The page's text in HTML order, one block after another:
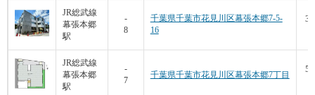
JR総武線
幕張本郷
駅
-
8
千葉県千葉市花見川区幕張本郷7-5-
16
JR総武線
幕張本郷
駅
-
7
千葉県千葉市花見川区幕張本郷7丁目